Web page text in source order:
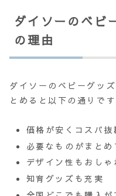
ダイソーのベビ
の理由
ダイソーのベビーグッ
とめると以下の通りです
価格が安くコスパ抜
必要なものがまとめ
デザイン性もおしゃ
知育グッズも充実